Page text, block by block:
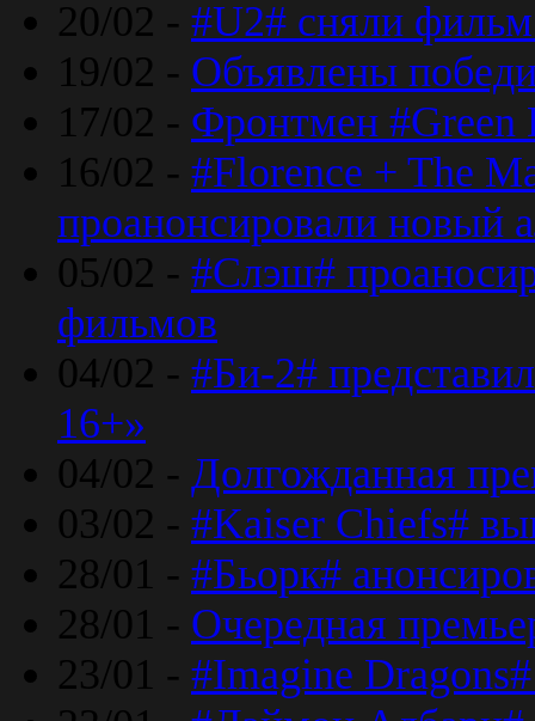
20/02 - #U2# сняли
19/02 - Объявлены
17/02 - Фронтмен #Green
16/02 - #Florence + The
проанонсировали новый
05/02 - #Слэш#
фильмов
04/02 - #Би-2#
16+»
04/02 - Долгожданная
03/02 - #Kaiser Chiefs#
28/01 - #Бьорк#
28/01 - Очередная
23/01 - #Imagine